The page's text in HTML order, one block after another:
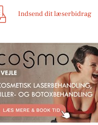
Indsend dit læserbidrag